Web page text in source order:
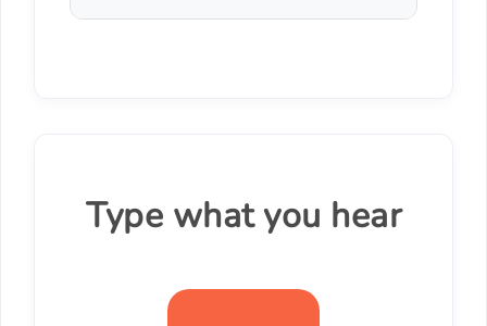
Type what you hear